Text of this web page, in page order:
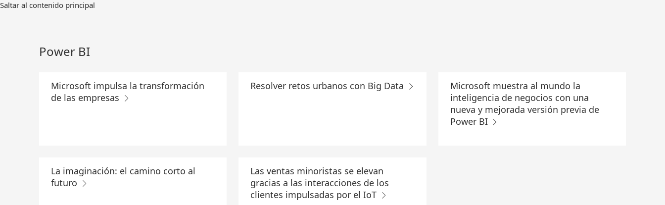
Ir
Saltar al contenido principal
Power BI
Microsoft impulsa la transformación
de las empresas
Resolver retos urbanos con Big Data
Microsoft muestra al mundo la
inteligencia de negocios con una
nueva y mejorada versión previa de
Power BI
La imaginación: el camino corto al
futuro
Las ventas minoristas se elevan
gracias a las interacciones de los
clientes impulsadas por el IoT